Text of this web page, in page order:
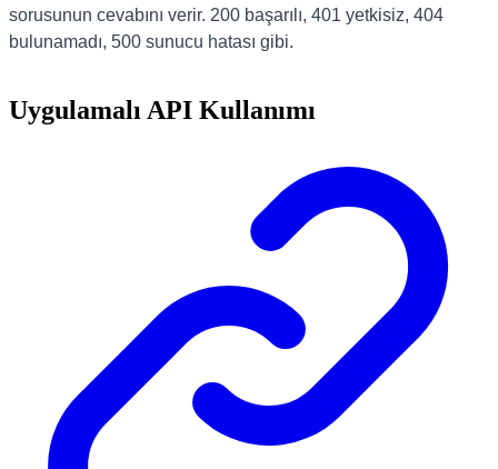
sorusunun cevabını verir. 200 başarılı, 401 yetkisiz, 404
bulunamadı, 500 sunucu hatası gibi.
Uygulamalı API Kullanımı